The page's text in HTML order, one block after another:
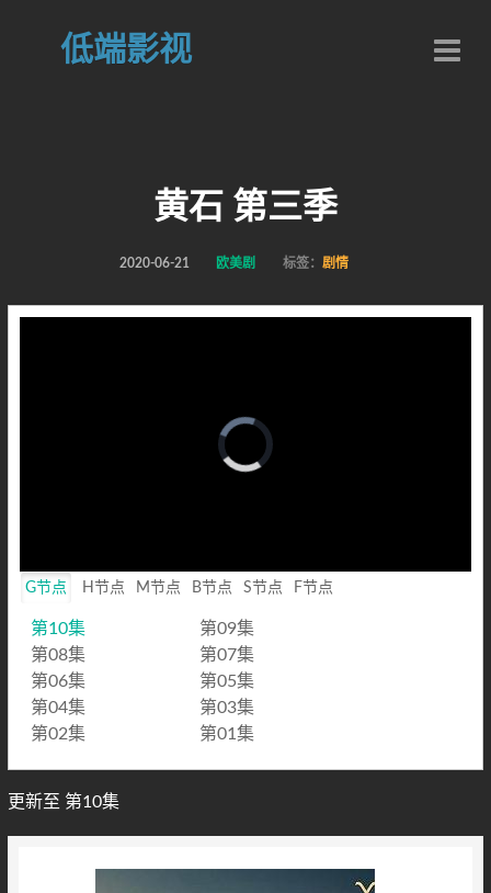
低端影视
黄石 第三季
2020-06-21 欧美剧 标签： 剧情
Video
Player
is
loading.
Rate
G节点 H节点 M节点 B节点 S节点 F节点
第10集
第09集
第08集
第07集
第06集
第05集
第04集
第03集
第02集
第01集
更新至 第10集